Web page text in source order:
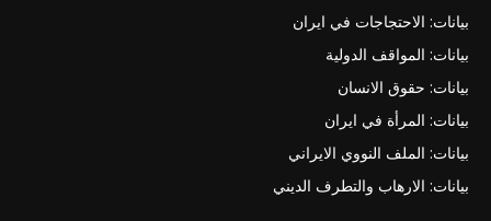
بيانات: الاحتجاجات في ايران
بيانات: المواقف الدولية
بيانات: حقوق الانسان
بيانات: المرأة في ايران
بيانات: الملف النووي الايراني
بيانات: الارهاب والتطرف الديني